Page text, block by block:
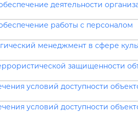
деятельности
работы с персоналом
менеджмент в сфере
защищенности
условий доступности
условий доступности